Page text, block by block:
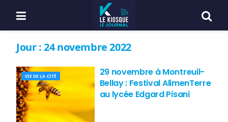
Jour :24 novembre 2022
VIE DE LA CITÉ
29 novembre à Montreuil-
Bellay : Festival AlimenTerre
au lycée Edgard Pisani